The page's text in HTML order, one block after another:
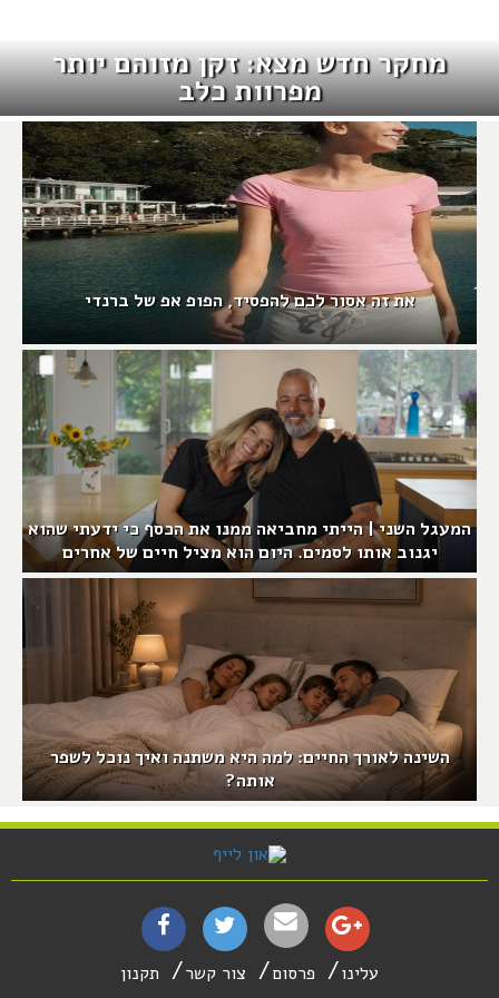
מחקר חדש מצא: זקן מזוהם יותר
מפרוות כלב
את זה אסור לכם להפסיד, הפופ אפ של ברנדי
המעגל השני | הייתי מחביאה ממנו את הכסף כי ידעתי שהוא
יגנוב אותו לסמים. היום הוא מציל חיים של אחרים
השינה לאורך החיים: למה היא משתנה ואיך נוכל לשפר
אותה?
עלינו פרסום צור קשר תקנון